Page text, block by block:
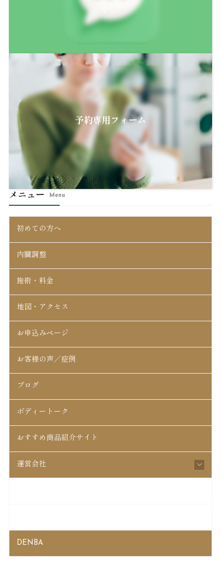
予約専用フォーム
メニュー Menu
初めての方へ
内臓調整
施術・料金
地図・アクセス
お申込みページ
お客様の声／症例
ブログ
ボディートーク
おすすめ商品紹介サイト
運営会社
DENBA